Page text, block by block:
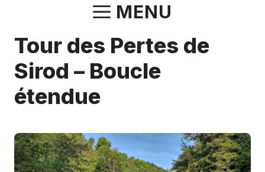
contenu
MENU
Tour des Pertes de
Sirod – Boucle
étendue